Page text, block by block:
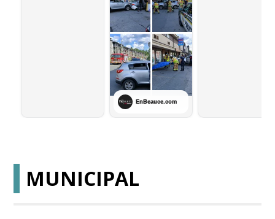
MUNICIPAL